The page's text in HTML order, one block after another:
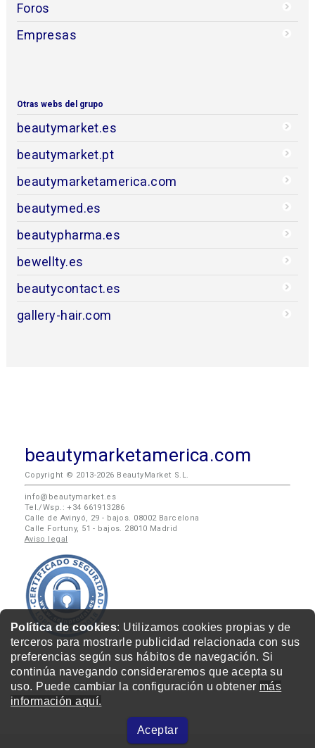
Política de cookies: Utilizamos cookies propias y de
terceros para mostrarle publicidad relacionada con sus
preferencias según sus hábitos de navegación. Si
continúa navegando consideraremos que acepta su
uso. Puede cambiar la configuración u obtener más
información aquí.
Aceptar
Foros
Empresas
Otras webs del grupo
beautymarket.es
beautymarket.pt
beautymarketamerica.com
beautymed.es
beautypharma.es
bewellty.es
beautycontact.es
gallery-hair.com
beautymarketamerica.com
Copyright © 2013-2026 BeautyMarket S.L.
info@beautymarket.es
Tel./Wsp.: +34 661913286
Calle de Avinyó, 29 - bajos. 08002 Barcelona
Calle Fortuny, 51 - bajos. 28010 Madrid
Aviso legal